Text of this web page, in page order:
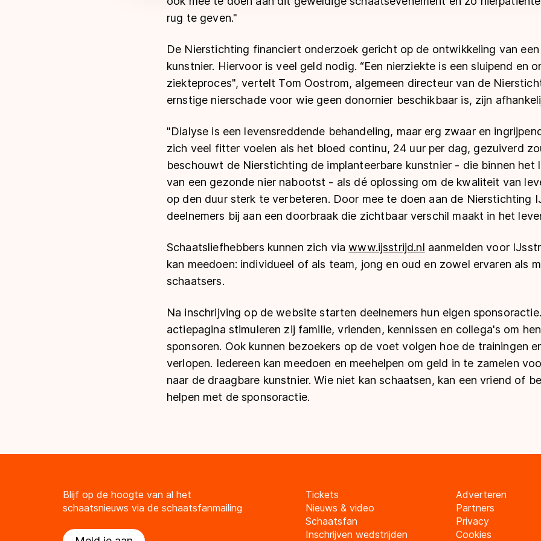
rug te geven."
De Nierstichting financiert onderzoek gericht op de ontwikkeling van
kunstnier. Hiervoor is veel geld nodig. “Een nierziekte is een sluipend en
ziekteproces", vertelt Tom Oostrom, algemeen directeur van de
ernstige nierschade voor wie geen donornier beschikbaar is, zijn
"Dialyse is een levensreddende behandeling, maar erg zwaar en
zich veel fitter voelen als het bloed continu, 24 uur per dag, gezuiverd
beschouwt de Nierstichting de implanteerbare kunstnier - die binnen het
van een gezonde nier nabootst - als dé oplossing om de kwaliteit van
op den duur sterk te verbeteren. Door mee te doen aan de Nierstichting
deelnemers bij aan een doorbraak die zichtbaar verschil maakt in het
Schaatsliefhebbers kunnen zich viawww.ijsstrijd.nl aanmelden voor
kan meedoen: individueel of als team, jong en oud en zowel ervaren als
schaatsers.
Na inschrijving op de website starten deelnemers hun eigen
actiepagina stimuleren zij familie, vrienden, kennissen en collega's om
sponsoren. Ook kunnen bezoekers op de voet volgen hoe de trainingen
verlopen. Iedereen kan meedoen en meehelpen om geld in te zamelen
naar de draagbare kunstnier. Wie niet kan schaatsen, kan een vriend of
helpen met de sponsoractie.
Blijf op de hoogte van al het
schaatsnieuws via de schaatsfanmailing
Tickets
Nieuws & video
Schaatsfan
Inschrijven wedstrijden
Adverteren
Partners
Privacy
Cookies